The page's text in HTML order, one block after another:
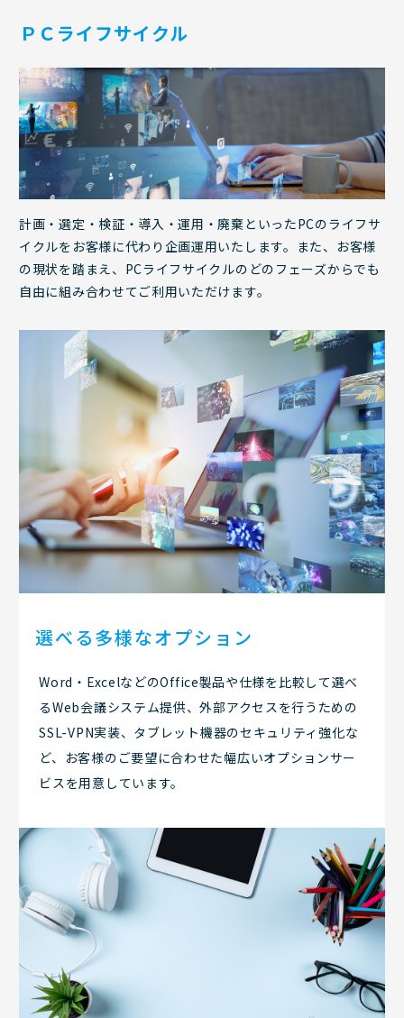
ＰＣライフサイクル
計画・選定・検証・導入・運用・廃棄といったPCのライフサ
イクルをお客様に代わり企画運用いたします。また、お客様
の現状を踏まえ、PCライフサイクルのどのフェーズからでも
自由に組み合わせてご利用いただけます。
選べる多様なオプション
Word・ExcelなどのOffice製品や仕様を比較して選べ
るWeb会議システム提供、外部アクセスを行うための
SSL-VPN実装、タブレット機器のセキュリティ強化な
ど、お客様のご要望に合わせた幅広いオプションサー
ビスを用意しています。